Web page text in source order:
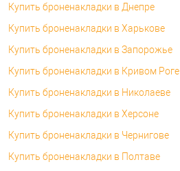
Купить броненакладки в Днепре
Купить броненакладки в Харькове
Купить броненакладки в Запорожье
Купить броненакладки в Кривом Роге
Купить броненакладки в Николаеве
Купить броненакладки в Херсоне
Купить броненакладки в Чернигове
Купить броненакладки в Полтаве